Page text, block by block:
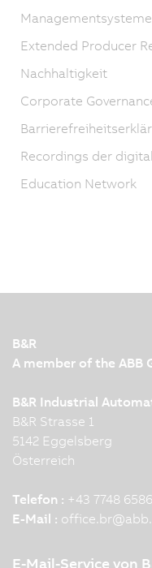
Managementsysteme
Extended Producer
Nachhaltigkeit
Corporate
Recordings der
Education Network
B&R
A member of the ABB
B&R Industrial
B&R Strasse 1
5142 Eggelsberg
Österreich
Telefon : +43 7748 6586
E-Mail : office.br@
E-Mail-Service von